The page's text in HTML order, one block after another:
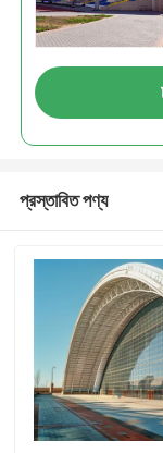
প্রস্তাবিত পণ্য